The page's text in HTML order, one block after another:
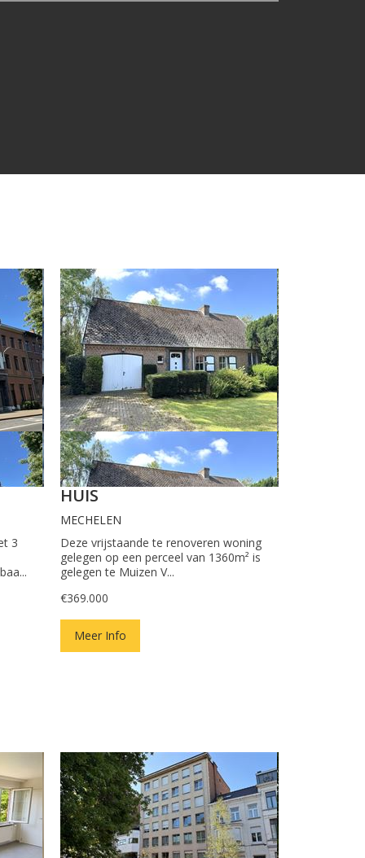
3
HUIS
MECHELEN
Deze vrijstaande te renoveren woning
gelegen op een perceel van 1360m² is
gelegen te Muizen V...
€369.000
Meer Info